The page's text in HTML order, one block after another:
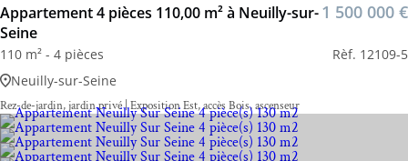
Appartement 4 pièces 110,00 m² à Neuilly-sur-
Seine
1 500 000 €
110 m² - 4 pièces
Rèf. 12109-5
Neuilly-sur-Seine
Rez-de-jardin, jardin privé | Exposition Est, accès Bois, ascenseur